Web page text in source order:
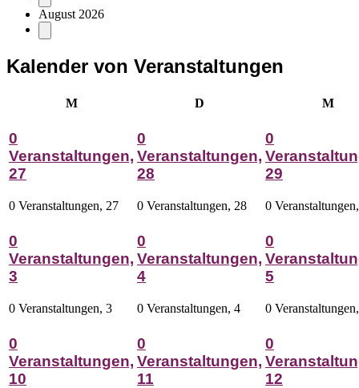
August 2026
Kalender von Veranstaltungen
MMontag D M
0
Veranstaltungen,
27
0 Veranstaltungen, 27
0
Veranstaltungen,
28
0 Veranstaltungen, 28
0
29
0
0
Veranstaltungen,
3
0 Veranstaltungen, 3
0
Veranstaltungen,
4
0 Veranstaltungen, 4
0
5
0
0
Veranstaltungen,
10
0
Veranstaltungen,
11
0
12